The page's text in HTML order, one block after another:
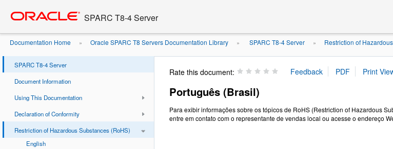
content
SPARC T8-4 Server
Documentation Home » Oracle SPARC T8 Servers Documentation Library » SPARC T8-4 Server » Restriction of
SPARC T8-4 Server
Document Information
Using This Documentation
Declaration of Conformity
Restriction of Hazardous Substances (RoHS)
English
Rate this document:
Português (Brasil)
Para exibir informações sobre os tópicos de RoHS (Restriction of Hazardous
entre em contato com o representante de vendas local ou acesse o endereço